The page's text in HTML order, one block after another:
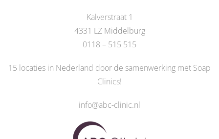
Kalverstraat 1
4331 LZ Middelburg
0118 – 515 515
15 locaties in Nederland door de samenwerking met Soap
Clinics!
info@abc-clinic.nl